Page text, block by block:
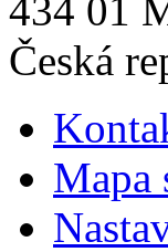
434 01
Česká
Mapa